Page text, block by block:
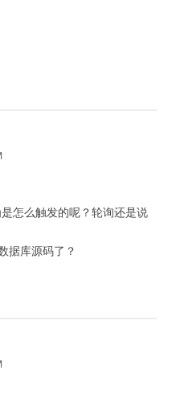
怎么触发的呢？轮询还是说
据库源码了？